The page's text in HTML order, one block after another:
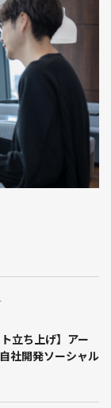
立ち上げ】アー
社開発ソーシャル